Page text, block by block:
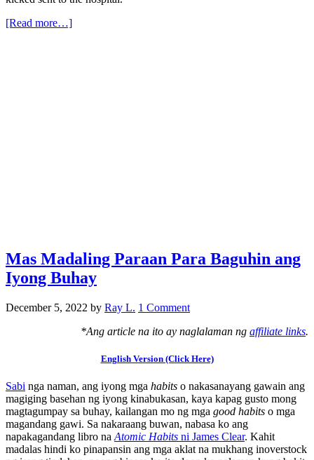
[Read more…]
Mas Madaling Paraan Para Baguhin ang
Iyong Buhay
December 5, 2022 by Ray L. 1 Comment
*Ang article na ito ay naglalaman ng affiliate links.
English Version (Click Here)
Sabi nga naman, ang iyong mga habits o nakasanayang gawain ang
magiging basehan ng iyong kinabukasan, kaya kapag gusto mong
magtagumpay sa buhay, kailangan mo ng mga good habits o mga
magandang gawi. Sa nakaraang buwan, nabasa ko ang
napakagandang libro naAtomic Habits ni James Clear. Kahit
madalas hindi ko pinapansin ang mga aklat na mukhang inoverstock